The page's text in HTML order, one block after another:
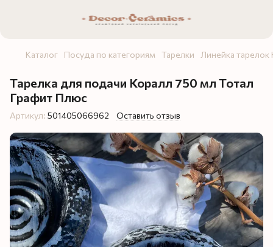
Каталог Посуда по категориям Тарелки Линейка тарелок
Тарелка для подачи Коралл 750 мл Тотал
Графит Плюс
Артикул: 501405066962 Оставить отзыв